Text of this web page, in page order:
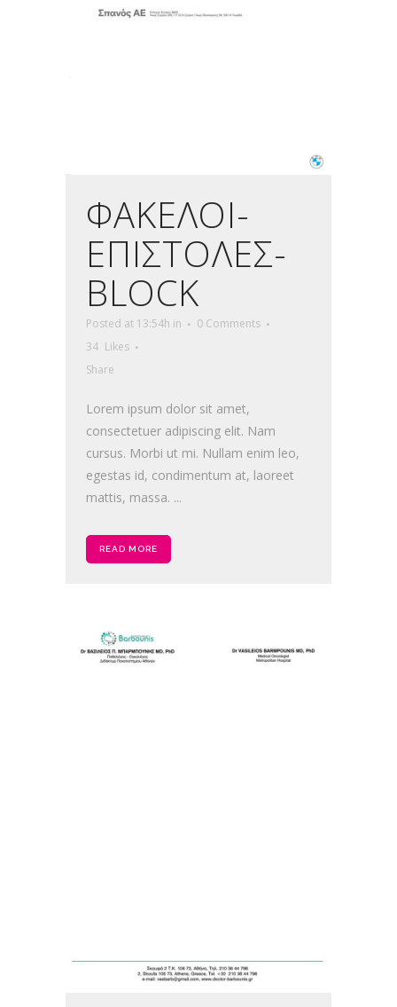
ΦΑΚΕΛΟΙ-
ΕΠΙΣΤΟΛΕΣ-
BLOCK
Posted at 13:54h in
0 Comments
34 Likes
Share
Lorem ipsum dolor sit amet,
consectetuer adipiscing elit. Nam
cursus. Morbi ut mi. Nullam enim leo,
egestas id, condimentum at, laoreet
mattis, massa. ...
READ MORE